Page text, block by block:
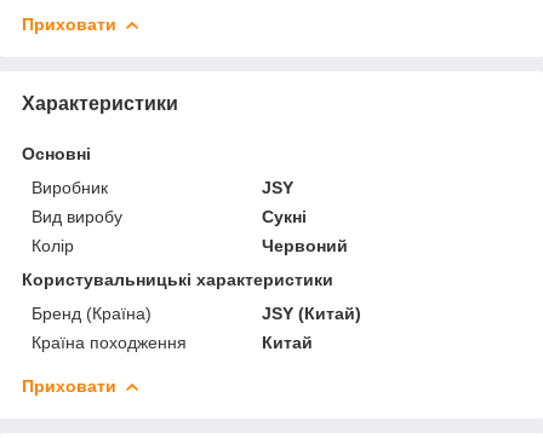
Приховати
Характеристики
Основні
Виробник
JSY
Вид виробу
Сукні
Колір
Червоний
Користувальницькі характеристики
Бренд (Країна)
JSY (Китай)
Країна походження
Китай
Приховати